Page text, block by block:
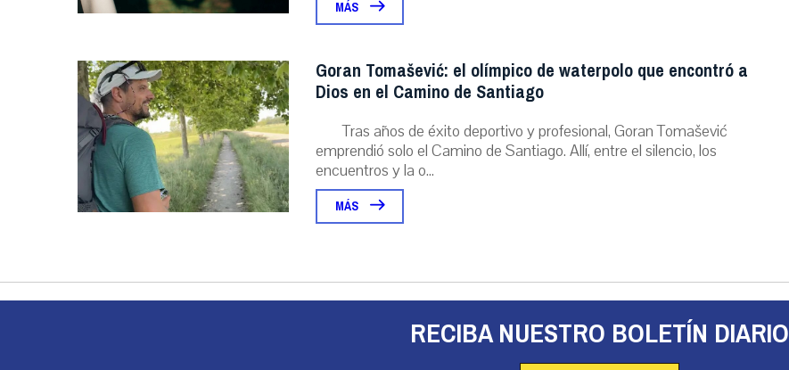
MÁS
Goran Tomašević: el olímpico de waterpolo que encontró a
Dios en el Camino de Santiago
Tras años de éxito deportivo y profesional, Goran Tomašević
emprendió solo el Camino de Santiago. Allí, entre el silencio, los
encuentros y la o...
MÁS
RECIBA NUESTRO BOLETÍN DIARIO